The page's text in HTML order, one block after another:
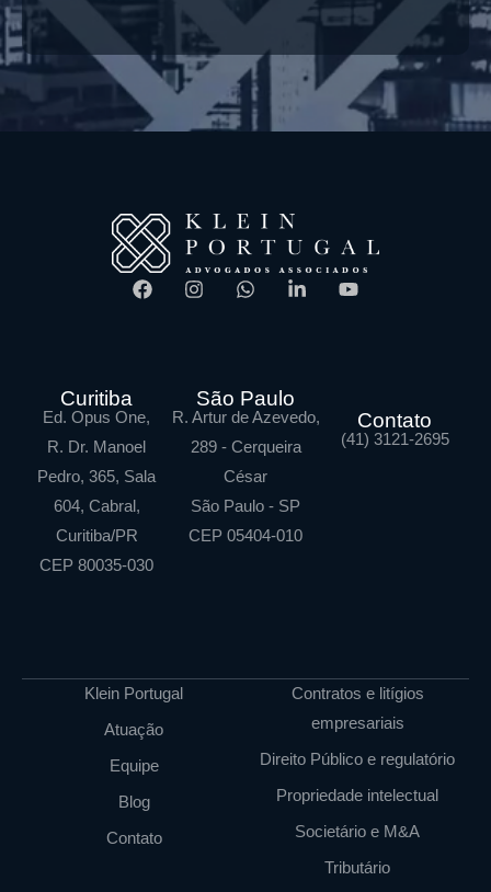
Curitiba
Ed. Opus One,
R. Dr. Manoel
Pedro, 365, Sala
604, Cabral,
Curitiba/PR
CEP 80035-030
São Paulo
R. Artur de Azevedo,
289 - Cerqueira
César
São Paulo - SP
CEP 05404-010
Contato
(41) 3121-2695
Klein Portugal
Atuação
Equipe
Blog
Contato
Contratos e litígios
empresariais
Direito Público e regulatório
Propriedade intelectual
Societário e M&A
Tributário